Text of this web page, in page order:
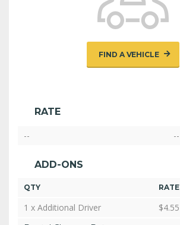
FIND A VEHICLE
RATE
-- --
ADD-ONS
QTY RATE
1 x Additional Driver $4.55